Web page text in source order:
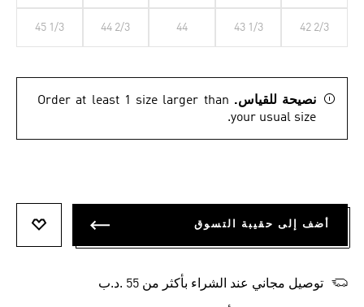
42 2/3
43 1/3
44
44 2/3
45 1/3
نصيحة للقياس. Order at least 1 size larger than
your usual size.
أضف إلى حقيبة التسوق
توصيل مجاني عند الشراء بأكثر من 55 .د.ب‎